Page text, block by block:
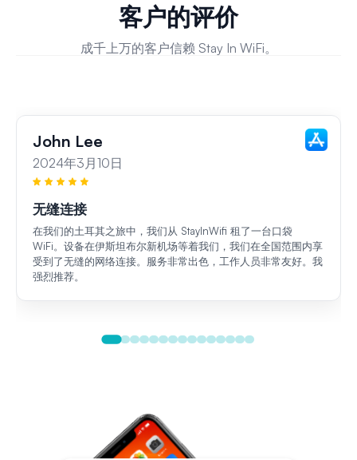
客户的评价
成千上万的客户信赖 Stay In WiFi。
John Lee
2024年3月10日
无缝连接
在我们的土耳其之旅中，我们从 StayInWifi 租了一台口袋
WiFi。设备在伊斯坦布尔新机场等着我们，我们在全国范围内享
受到了无缝的网络连接。服务非常出色，工作人员非常友好。我
强烈推荐。